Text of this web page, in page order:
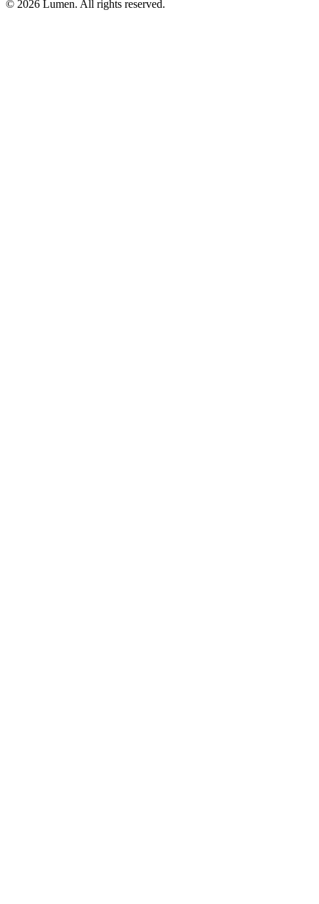
© 2026 Lumen. All rights reserved.